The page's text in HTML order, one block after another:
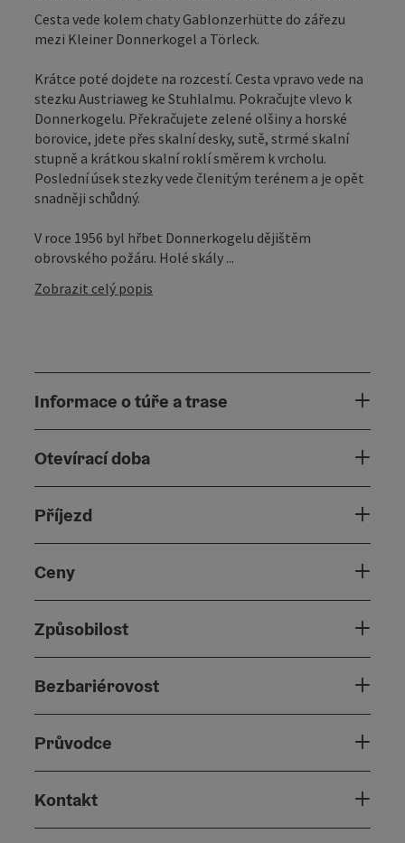
Cesta vede kolem chaty Gablonzerhütte do zářezu
mezi Kleiner Donnerkogel a Törleck.
Krátce poté dojdete na rozcestí. Cesta vpravo vede na
stezku Austriaweg ke Stuhlalmu. Pokračujte vlevo k
Donnerkogelu. Překračujete zelené olšiny a horské
borovice, jdete přes skalní desky, sutě, strmé skalní
stupně a krátkou skalní roklí směrem k vrcholu.
Poslední úsek stezky vede členitým terénem a je opět
snadněji schůdný.
V roce 1956 byl hřbet Donnerkogelu dějištěm
obrovského požáru. Holé skály ...
Zobrazit celý popis
Informace o túře a trase
Otevírací doba
Příjezd
Ceny
Způsobilost
Bezbariérovost
Průvodce
Kontakt